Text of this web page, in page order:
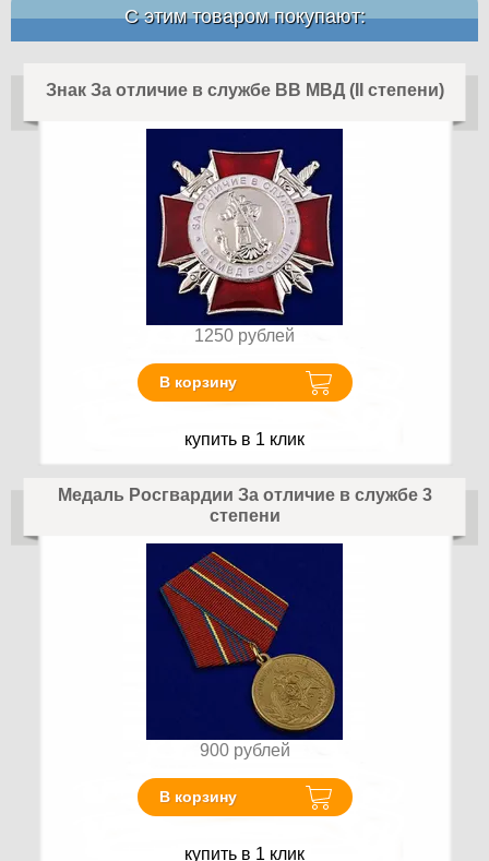
С этим товаром покупают:
Знак За отличие в службе ВВ МВД (II степени)
1250 рублей
В корзину
купить в 1 клик
Медаль Росгвардии За отличие в службе 3
степени
900 рублей
В корзину
купить в 1 клик